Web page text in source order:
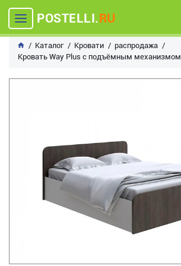
POSTELLI.RU
Каталог Кровати
распродажа
Кровать Way Plus с подъёмным механизмом